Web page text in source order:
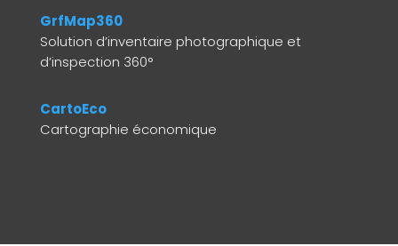
GrfMap360
Solution d’inventaire photographique et
d’inspection 360°
CartoEco
Cartographie économique